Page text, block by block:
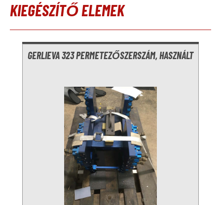
KIEGÉSZÍTŐ ELEMEK
GERLIEVA 323 PERMETEZŐSZERSZÁM, HASZNÁLT